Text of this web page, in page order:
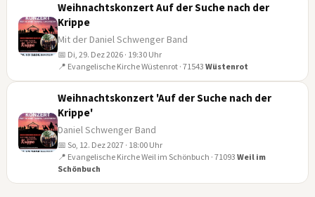
Weihnachtskonzert Auf der Suche nach der
Krippe
Mit der Daniel Schwenger Band
📅 Di, 29. Dez 2026 · 19:30 Uhr
📍 Evangelische Kirche Wüstenrot · 71543 Wüstenrot
Weihnachtskonzert 'Auf der Suche nach der
Krippe'
Daniel Schwenger Band
📅 So, 12. Dez 2027 · 18:00 Uhr
📍 Evangelische Kirche Weil im Schönbuch · 71093 Weil im
Schönbuch